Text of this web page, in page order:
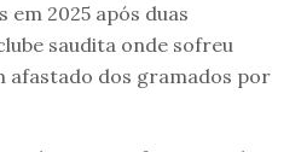
em 2025 após duas
saudita onde sofreu
afastado dos gramados por